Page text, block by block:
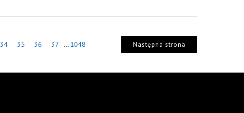
34 35 36 37 ... 1048 Następna strona